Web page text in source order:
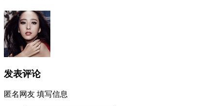
发表评论
匿名网友 填写信息